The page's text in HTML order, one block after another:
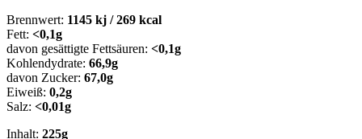
Brennwert: 1145 kj / 269 kcal
Fett: <0,1g
davon gesättigte Fettsäuren: <0,1g
Kohlendydrate: 66,9g
davon Zucker: 67,0g
Eiweiß: 0,2g
Salz: <0,01g
Inhalt: 225g